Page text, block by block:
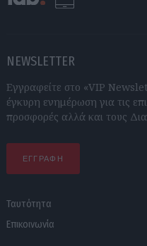
NEWSLETTER
Εγγραφείτε στο «VIP
έγκυρη ενημέρωση για τις
προσφορές αλλά και τους
ΕΓΓΡΑΦΗ
Ταυτότητα
Επικοινωνία